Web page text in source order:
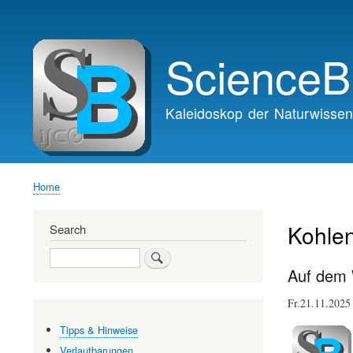
navigation
Kaleidoskop der
Home
Auf dem
Search
Search
Tipps & Hinweise
Verlautbarungen